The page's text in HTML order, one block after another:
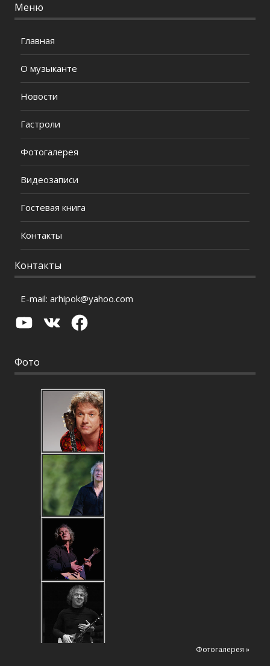
Меню
Главная
О музыканте
Новости
Гастроли
Фотогалерея
Видеозаписи
Гостевая книга
Контакты
Контакты
E-mail:arhipok@yahoo.com
YouTube
VK Facebook
Фото
Фотогалерея »